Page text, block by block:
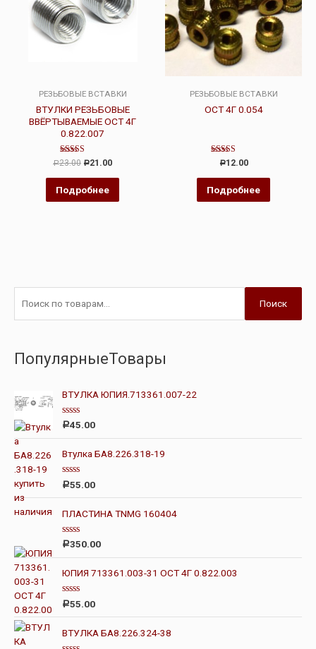
РЕЗЬБОВЫЕ ВСТАВКИ
ВТУЛКИ РЕЗЬБОВЫЕ
ВВЁРТЫВАЕМЫЕ ОСТ 4Г
0.822.007
Оценка
из 5
Р23.00 Р21.00
Подробнее
РЕЗЬБОВЫЕ ВСТАВКИ
ОСТ 4Г 0.054
Оценка
из 5
Р12.00
Подробнее
Поиск
ПопулярныеТовары
ВТУЛКА ЮПИЯ.713361.007-22
О
е
н
к
а
0
и
з
Р45.00
Втулка БА8.226.318-19
О
н
к
а
0
и
з
Р55.00
ПЛАСТИНА TNMG 160404
О
е
н
к
а
0
и
з
Р350.00
ЮПИЯ 713361.003-31 ОСТ 4Г 0.822.003
О
е
н
к
Р55.00
ВТУЛКА БА8.226.324-38